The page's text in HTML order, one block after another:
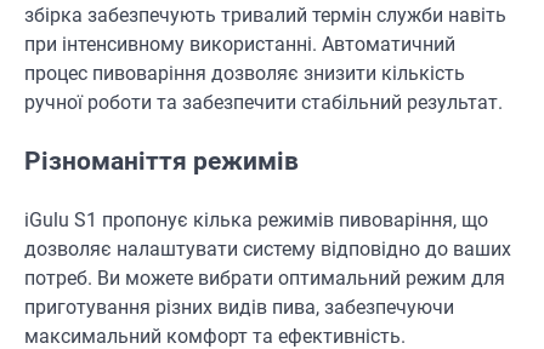
збірка забезпечують тривалий термін служби навіть
при інтенсивному використанні. Автоматичний
процес пивоваріння дозволяє знизити кількість
ручної роботи та забезпечити стабільний результат.
Різноманіття режимів
iGulu S1 пропонує кілька режимів пивоваріння, що
дозволяє налаштувати систему відповідно до ваших
потреб. Ви можете вибрати оптимальний режим для
приготування різних видів пива, забезпечуючи
максимальний комфорт та ефективність.